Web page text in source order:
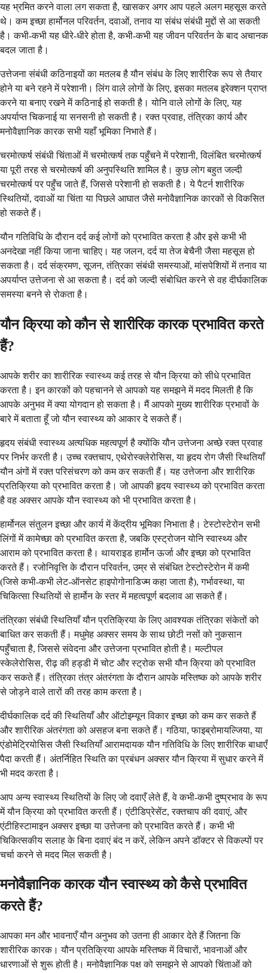
यह भ्रमित करने वाला लग सकता है, खासकर अगर आप पहले अलग महसूस करते
थे। कम इच्छा हार्मोनल परिवर्तन, दवाओं, तनाव या संबंध संबंधी मुद्दों से आ सकती
है। कभी-कभी यह धीरे-धीरे होता है, कभी-कभी यह जीवन परिवर्तन के बाद अचानक
बदल जाता है।
उत्तेजना संबंधी कठिनाइयों का मतलब है यौन संबंध के लिए शारीरिक रूप से तैयार
होने या बने रहने में परेशानी। लिंग वाले लोगों के लिए, इसका मतलब इरेक्शन प्राप्त
करने या बनाए रखने में कठिनाई हो सकती है। योनि वाले लोगों के लिए, यह
अपर्याप्त चिकनाई या सनसनी हो सकती है। रक्त प्रवाह, तंत्रिका कार्य और
मनोवैज्ञानिक कारक सभी यहाँ भूमिका निभाते हैं।
चरमोत्कर्ष संबंधी चिंताओं में चरमोत्कर्ष तक पहुँचने में परेशानी, विलंबित चरमोत्कर्ष
या पूरी तरह से चरमोत्कर्ष की अनुपस्थिति शामिल है। कुछ लोग बहुत जल्दी
चरमोत्कर्ष पर पहुँच जाते हैं, जिससे परेशानी हो सकती है। ये पैटर्न शारीरिक
स्थितियों, दवाओं या चिंता या पिछले आघात जैसे मनोवैज्ञानिक कारकों से विकसित
हो सकते हैं।
यौन गतिविधि के दौरान दर्द कई लोगों को प्रभावित करता है और इसे कभी भी
अनदेखा नहीं किया जाना चाहिए। यह जलन, दर्द या तेज बेचैनी जैसा महसूस हो
सकता है। दर्द संक्रमण, सूजन, तंत्रिका संबंधी समस्याओं, मांसपेशियों में तनाव या
अपर्याप्त उत्तेजना से आ सकता है। दर्द को जल्दी संबोधित करने से वह दीर्घकालिक
समस्या बनने से रोकता है।
यौन क्रिया को कौन से शारीरिक कारक प्रभावित करते
हैं?
आपके शरीर का शारीरिक स्वास्थ्य कई तरह से यौन क्रिया को सीधे प्रभावित
करता है। इन कारकों को पहचानने से आपको यह समझने में मदद मिलती है कि
आपके अनुभव में क्या योगदान हो सकता है। मैं आपको मुख्य शारीरिक प्रभावों के
बारे में बताता हूँ जो यौन स्वास्थ्य को आकार दे सकते हैं।
हृदय संबंधी स्वास्थ्य अत्यधिक महत्वपूर्ण है क्योंकि यौन उत्तेजना अच्छे रक्त प्रवाह
पर निर्भर करती है। उच्च रक्तचाप, एथेरोस्क्लेरोसिस, या हृदय रोग जैसी स्थितियाँ
यौन अंगों में रक्त परिसंचरण को कम कर सकती हैं। यह उत्तेजना और शारीरिक
प्रतिक्रिया को प्रभावित करता है। जो आपकी हृदय स्वास्थ्य को प्रभावित करता
है वह अक्सर आपके यौन स्वास्थ्य को भी प्रभावित करता है।
हार्मोनल संतुलन इच्छा और कार्य में केंद्रीय भूमिका निभाता है। टेस्टोस्टेरोन सभी
लिंगों में कामेच्छा को प्रभावित करता है, जबकि एस्ट्रोजन योनि स्वास्थ्य और
आराम को प्रभावित करता है। थायराइड हार्मोन ऊर्जा और इच्छा को प्रभावित
करते हैं। रजोनिवृत्ति के दौरान परिवर्तन, उम्र से संबंधित टेस्टोस्टेरोन में कमी
(जिसे कभी-कभी लेट-ऑनसेट हाइपोगोनाडिज्म कहा जाता है), गर्भावस्था, या
चिकित्सा स्थितियों से हार्मोन के स्तर में महत्वपूर्ण बदलाव आ सकते हैं।
तंत्रिका संबंधी स्थितियाँ यौन प्रतिक्रिया के लिए आवश्यक तंत्रिका संकेतों को
बाधित कर सकती हैं। मधुमेह अक्सर समय के साथ छोटी नसों को नुकसान
पहुँचाता है, जिससे संवेदना और उत्तेजना प्रभावित होती है। मल्टीपल
स्केलेरोसिस, रीढ़ की हड्डी में चोट और स्ट्रोक सभी यौन क्रिया को प्रभावित
कर सकते हैं। तंत्रिका तंत्र अंतरंगता के दौरान आपके मस्तिष्क को आपके शरीर
से जोड़ने वाले तारों की तरह काम करता है।
दीर्घकालिक दर्द की स्थितियाँ और ऑटोइम्यून विकार इच्छा को कम कर सकते हैं
और शारीरिक अंतरंगता को असहज बना सकते हैं। गठिया, फाइब्रोमायल्जिया, या
एंडोमेट्रियोसिस जैसी स्थितियाँ आरामदायक यौन गतिविधि के लिए शारीरिक बाधाएँ
पैदा करती हैं। अंतर्निहित स्थिति का प्रबंधन अक्सर यौन क्रिया में सुधार करने में
भी मदद करता है।
आप अन्य स्वास्थ्य स्थितियों के लिए जो दवाएँ लेते हैं, वे कभी-कभी दुष्प्रभाव के रूप
में यौन क्रिया को प्रभावित करती हैं। एंटीडिप्रेसेंट, रक्तचाप की दवाएं, और
एंटीहिस्टामाइन अक्सर इच्छा या उत्तेजना को प्रभावित करते हैं। कभी भी
चिकित्सकीय सलाह के बिना दवाएं बंद न करें, लेकिन अपने डॉक्टर से विकल्पों पर
चर्चा करने से मदद मिल सकती है।
मनोवैज्ञानिक कारक यौन स्वास्थ्य को कैसे प्रभावित
करते हैं?
आपका मन और भावनाएँ यौन अनुभव को उतना ही आकार देते हैं जितना कि
शारीरिक कारक। यौन प्रतिक्रिया आपके मस्तिष्क में विचारों, भावनाओं और
धारणाओं से शुरू होती है। मनोवैज्ञानिक पक्ष को समझने से आपको चिंताओं को